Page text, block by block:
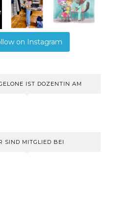
on Instagram
IST DOZENTIN AM
SIND MITGLIED BEI